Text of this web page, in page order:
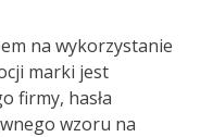
na wykorzystanie
marki jest
firmy, hasła
wzoru na